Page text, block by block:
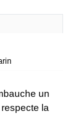
un
la